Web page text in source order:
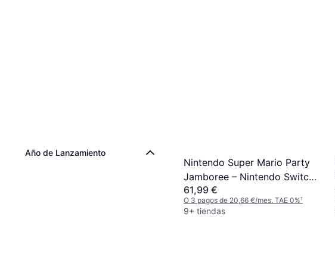
Año de Lanzamiento
Nintendo Super Mario Party
Jamboree – Nintendo Switch
2 Edition + Jamboree TV
(Switch 2)
61,99 €
O 3 pagos de 20,66 €/mes. TAE 0%¹
9+ tiendas